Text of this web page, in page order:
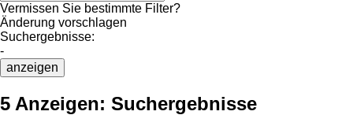
Vermissen Sie bestimmte Filter?
Änderung vorschlagen
Suchergebnisse:
-
anzeigen
5 Anzeigen: Suchergebnisse